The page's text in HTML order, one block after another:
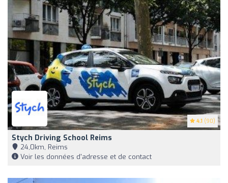
4.1 (90)
Stych Driving School Reims
24,0km, Reims
Voir les données d'adresse et de contact